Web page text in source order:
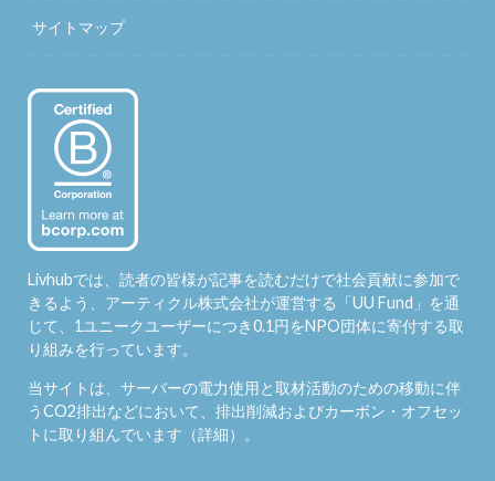
サイトマップ
Livhubでは、読者の皆様が記事を読むだけで社会貢献に参加で
きるよう、アーティクル株式会社が運営する「UU Fund 」を通
じて、1ユニークユーザーにつき0.1円をNPO団体に寄付する取
り組みを行っています。
当サイトは、サーバーの電力使用と取材活動のための移動に伴
うCO2排出などにおいて、排出削減およびカーボン・オフセッ
トに取り組んでいます（詳細）。